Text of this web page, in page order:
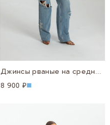
Джинсы рваные на средней посадке прямые
8 900 ₽